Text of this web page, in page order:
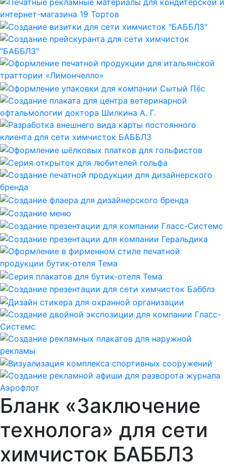
Бланк «Заключение
технолога» для сети
химчисток БАББЛЗ